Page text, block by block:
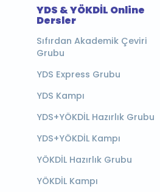
YDS & YÖKDİL Online
Dersler
Sıfırdan Akademik Çeviri
Grubu
YDS Express Grubu
YDS Kampı
YDS+YÖKDİL Hazırlık Grubu
YDS+YÖKDİL Kampı
YÖKDİL Hazırlık Grubu
YÖKDİL Kampı